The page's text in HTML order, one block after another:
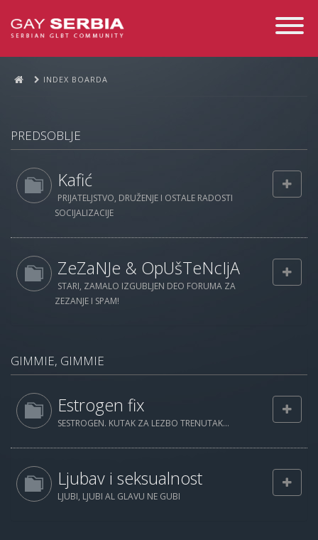
Toggle
INDEX BOARDA
PREDSOBLJE
Kafić
PRIJATELJSTVO, DRUŽENJE I OSTALE RADOSTI
SOCIJALIZACIJE
ZeZaNJe & OpUšTeNcIjA
STARI, ZAMALO IZGUBLJEN DEO FORUMA ZA
ZEZANJE I SPAM!
GIMMIE, GIMMIE
Estrogen fix
SESTROGEN. KUTAK ZA LEZBO TRENUTAK...
Ljubav i seksualnost
LJUBI, LJUBI AL GLAVU NE GUBI